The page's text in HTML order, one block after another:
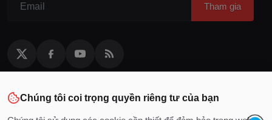
Tham gia
Danh mục
Văn bản
Chúng tôi coi trọng quyền riêng tư của bạn